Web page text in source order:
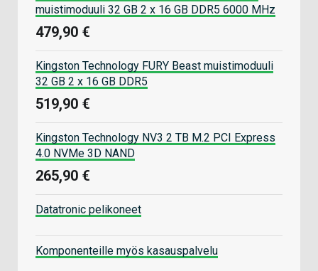
muistimoduuli 32 GB 2 x 16 GB DDR5 6000 MHz
479,90 €
Kingston Technology FURY Beast muistimoduuli
32 GB 2 x 16 GB DDR5
519,90 €
Kingston Technology NV3 2 TB M.2 PCI Express
4.0 NVMe 3D NAND
265,90 €
Datatronic pelikoneet
Komponenteille myös kasauspalvelu